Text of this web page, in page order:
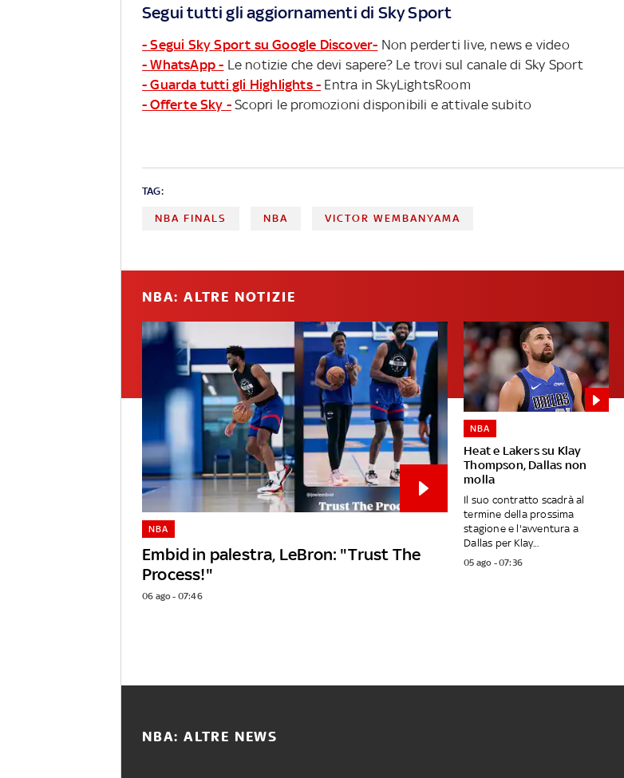
Segui tutti gli aggiornamenti di Sky Sport
- Segui Sky Sport su Google Discover- Non perderti live, news e video
- WhatsApp - Le notizie che devi sapere? Le trovi sul canale di Sky Sport
- Guarda tutti gli Highlights - Entra in SkyLightsRoom
- Offerte Sky - Scopri le promozioni disponibili e attivale subito
TAG:
NBA FINALS NBA VICTOR WEMBANYAMA
NBA: ALTRE NOTIZIE
Embid in palestra, LeBron: "Trust The
Process!"
NBA
06 ago - 07:46
Heat e Lakers su Klay
Thompson, Dallas non
molla
NBA
Il suo contratto scadrà al
termine della prossima
stagione e l'avventura a
Dallas per Klay...
05 ago - 07:36
NBA: ALTRE NEWS